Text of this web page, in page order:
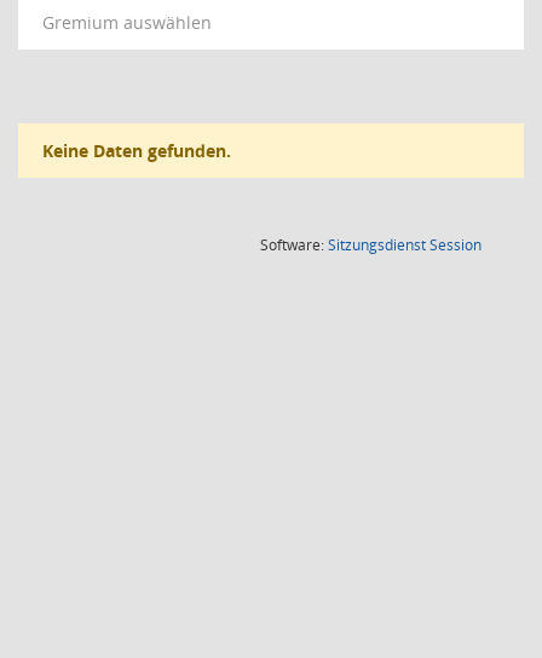
Gremium auswählen
Keine Daten gefunden.
Software:SitzungsdienstSession(Wird in